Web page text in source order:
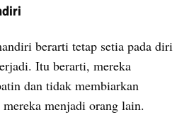
berarti tetap setia pada diri
Itu berarti, mereka
dan tidak membiarkan
menjadi orang lain.